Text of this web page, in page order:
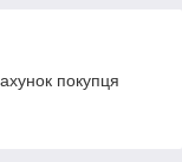
покупця